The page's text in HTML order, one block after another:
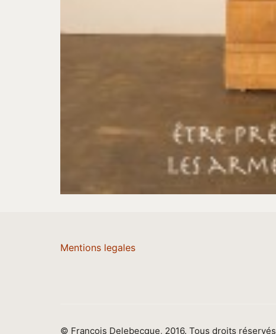
Mentions legales
© François Delebecque, 2016. Tous droits réservés